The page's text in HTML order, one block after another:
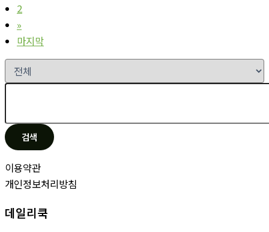
2
»
마지막
검색
이용약관
개인정보처리방침
데일리쿡